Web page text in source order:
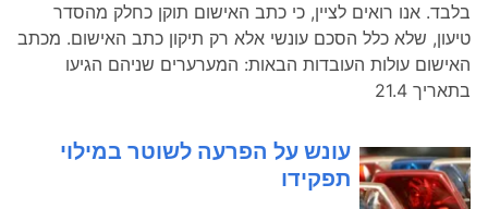
בלבד. אנו רואים לציין, כי כתב האישום תוקן כחלק מהסדר
טיעון, שלא כלל הסכם עונשי אלא רק תיקון כתב האישום. מכתב
האישום עולות העובדות הבאות: המערערים שניהם הגיעו
בתאריך 21.4
עונש על הפרעה לשוטר במילוי
תפקידו